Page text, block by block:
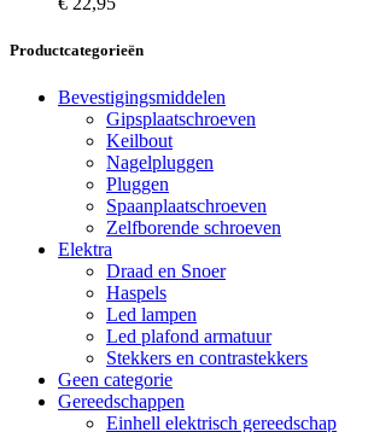
Productcategorieën
Bevestigingsmiddelen
Gipsplaatschroeven
Keilbout
Nagelpluggen
Pluggen
Spaanplaatschroeven
Zelfborende schroeven
Elektra
Draad en Snoer
Haspels
Led lampen
Led plafond armatuur
Stekkers en contrastekkers
Geen categorie
Gereedschappen
Einhell elektrisch gereedschap